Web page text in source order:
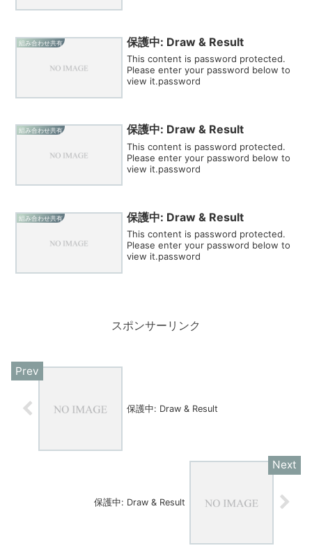
組み合わせ共有 保護中: Draw & Result
This content is password protected.
Please enter your password below to
view it.password
組み合わせ共有 保護中: Draw & Result
This content is password protected.
Please enter your password below to
view it.password
組み合わせ共有 保護中: Draw & Result
This content is password protected.
Please enter your password below to
view it.password
スポンサーリンク
保護中: Draw & Result
保護中: Draw & Result